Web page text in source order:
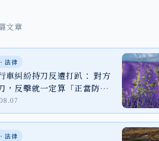
文章
法律
車糾紛持刀反遭打趴： 對方
，反擊就一定算「正當防
？
法律